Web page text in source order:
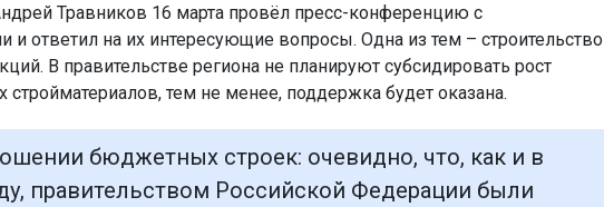
Травников 16 марта провёл пресс-конференцию с
и ответил на их интересующие вопросы. Одна из тем – строительство
В правительстве региона не планируют субсидировать рост
стройматериалов, тем не менее, поддержка будет оказана.
бюджетных строек: очевидно, что, как и в
правительством Российской Федерации были